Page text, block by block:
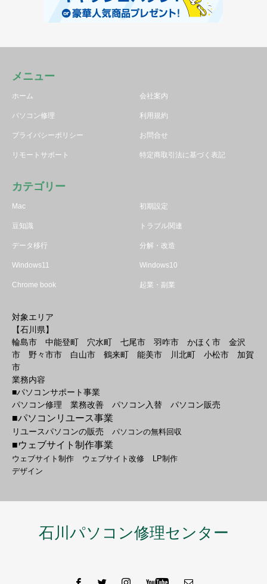
メニュー
ホーム 会社案内
パソコン修理 利用規約
プライバシーポリシー お問合せ
リモートサポート 特定商取引法に基づく表記
カテゴリー
Mac 初期設定
豆知識 トラブル関連
データ移行 分解・改造
Windows11 Windows10
Chrome book 起業・副業
対象エリア
【石川県】
輪島市 中能登町 穴水町 七尾市 羽咋市 かほく市 金沢
市 野々市市 白山市 鶴来町 能美市 川北町 小松市 加賀
市
業務内容
■パソコンサポート事業
パソコン修理 業務改善 パソコン入替 パソコン販売
■パソコンリユース事業
リユースパソコンの販売 パソコンの無料回収
■ウェブサイト制作事業
ウェブサイト制作 ウェブサイト改修
LP制作
デザイン
石川パソコン修理センター